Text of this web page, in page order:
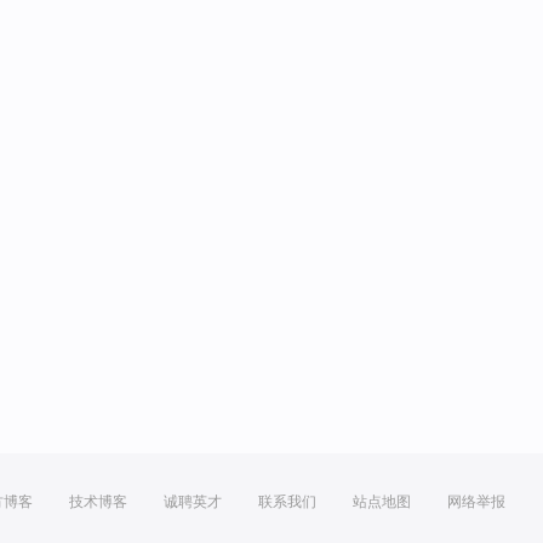
博客 技术博客 诚聘英才 联系我们 站点地图 网络举报